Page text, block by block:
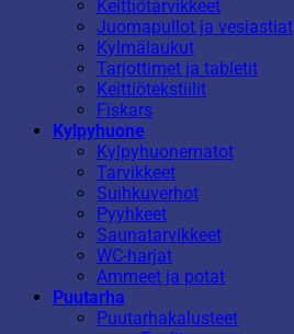
Keittiötarvikkeet
Juomapullot ja vesiastiat
Kylmälaukut
Tarjottimet ja tabletit
Keittiötekstiilit
Fiskars
Kylpyhuone
Kylpyhuonematot
Tarvikkeet
Suihkuverhot
Pyyhkeet
Saunatarvikkeet
WC-harjat
Ammeet ja potat
Puutarha
Puutarhakalusteet